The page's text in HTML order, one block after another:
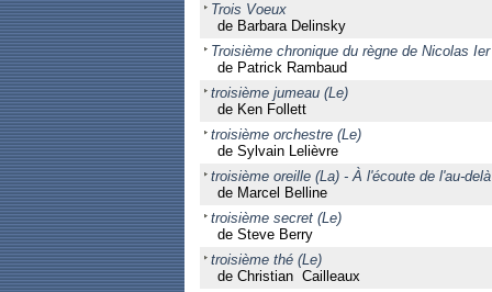
Trois Voeux
de Barbara Delinsky
Troisième chronique du règne de Nicolas Ier
de Patrick Rambaud
troisième jumeau (Le)
de Ken Follett
troisième orchestre (Le)
de Sylvain Lelièvre
troisième oreille (La) - À l'écoute de l'au-delà
de Marcel Belline
troisième secret (Le)
de Steve Berry
troisième thé (Le)
de Christian Cailleaux